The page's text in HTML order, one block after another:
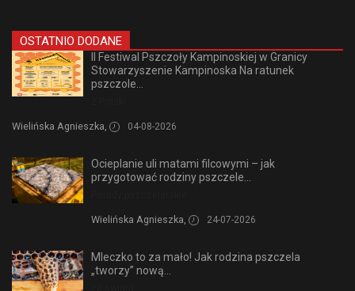
OSTATNIO DODANE
II Festiwal Pszczoły Kampinoskiej w Granicy
Stowarzyszenie Kampinoska Na ratunek
pszczole...
Wielińska Agnieszka, 04-08-2026
Ocieplanie uli matami filcowymi – jak
przygotować rodziny pszczele...
Wielińska Agnieszka, 24-07-2026
Mleczko to za mało! Jak rodzina pszczela
„tworzy” nową...